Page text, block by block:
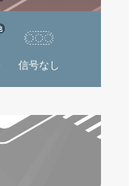
信号なし